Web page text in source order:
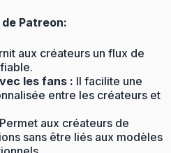
Patreon:
aux créateurs un flux de
les fans : Il facilite une
entre les créateurs et
Permet aux créateurs de
sans être liés aux modèles